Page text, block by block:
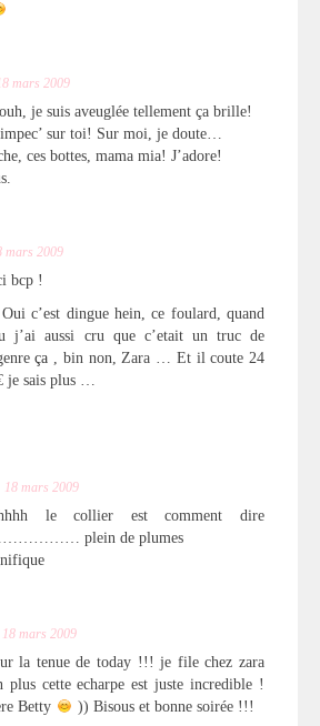
mars 2009
je suis aveuglée tellement ça brille!
sur toi! Sur moi, je doute…
ces bottes, mama mia! J’adore!
mars 2009
bcp !
c’est dingue hein, ce foulard, quand
j’ai aussi cru que c’etait un truc de
ça , bin non, Zara … Et il coute 24
je sais plus …
18 mars 2009
le collier est comment dire
plein de plumes
18 mars 2009
la tenue de today !!! je file chez zara
plus cette echarpe est juste incredible !
Betty
)) Bisous et bonne soirée !!!